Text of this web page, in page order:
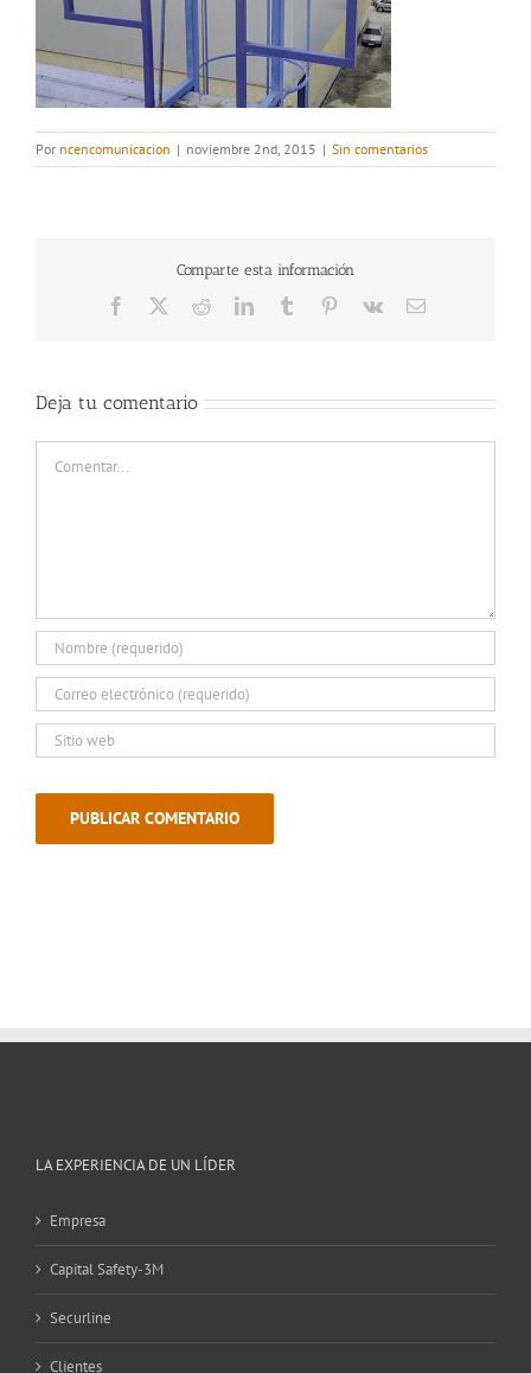
Por ncencomunicacion | noviembre 2nd, 2015 | Sin comentarios
Comparte esta información
Facebook RedditLinkedInTumblr Pinterest
Vk
Correo
Deja tu comentario
LA EXPERIENCIA DE UN LÍDER
Empresa
Capital Safety-3M
Securline
Clientes